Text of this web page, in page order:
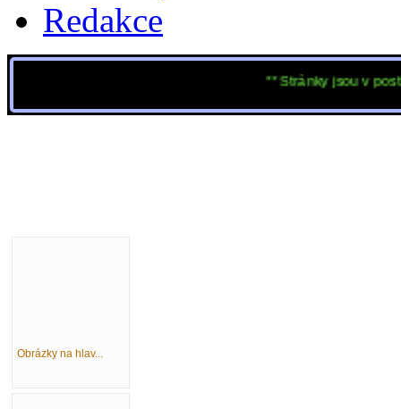
Redakce
** Stránky jsou v postupné
Obrázky na hlav...